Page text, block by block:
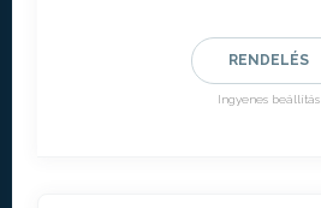
RENDELÉS
Ingyenes beállítás